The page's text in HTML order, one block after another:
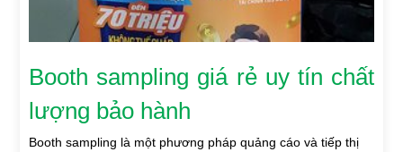
Booth sampling giá rẻ uy tín chất
lượng bảo hành
Booth sampling là một phương pháp quảng cáo và tiếp thị